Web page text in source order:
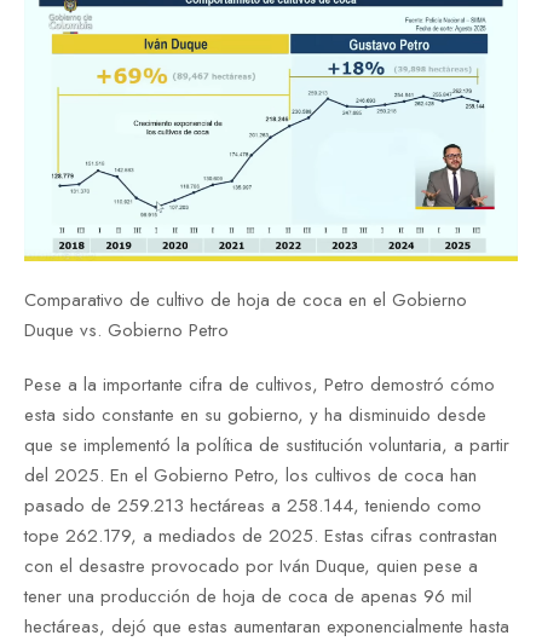
Comparativo de cultivo de hoja de coca en el Gobierno
Duque vs. Gobierno Petro
Pese a la importante cifra de cultivos, Petro demostró cómo
esta sido constante en su gobierno, y ha disminuido desde
que se implementó la política de sustitución voluntaria, a partir
del 2025. En el Gobierno Petro, los cultivos de coca han
pasado de 259.213 hectáreas a 258.144, teniendo como
tope 262.179, a mediados de 2025. Estas cifras contrastan
con el desastre provocado por Iván Duque, quien pese a
tener una producción de hoja de coca de apenas 96 mil
hectáreas, dejó que estas aumentaran exponencialmente hasta